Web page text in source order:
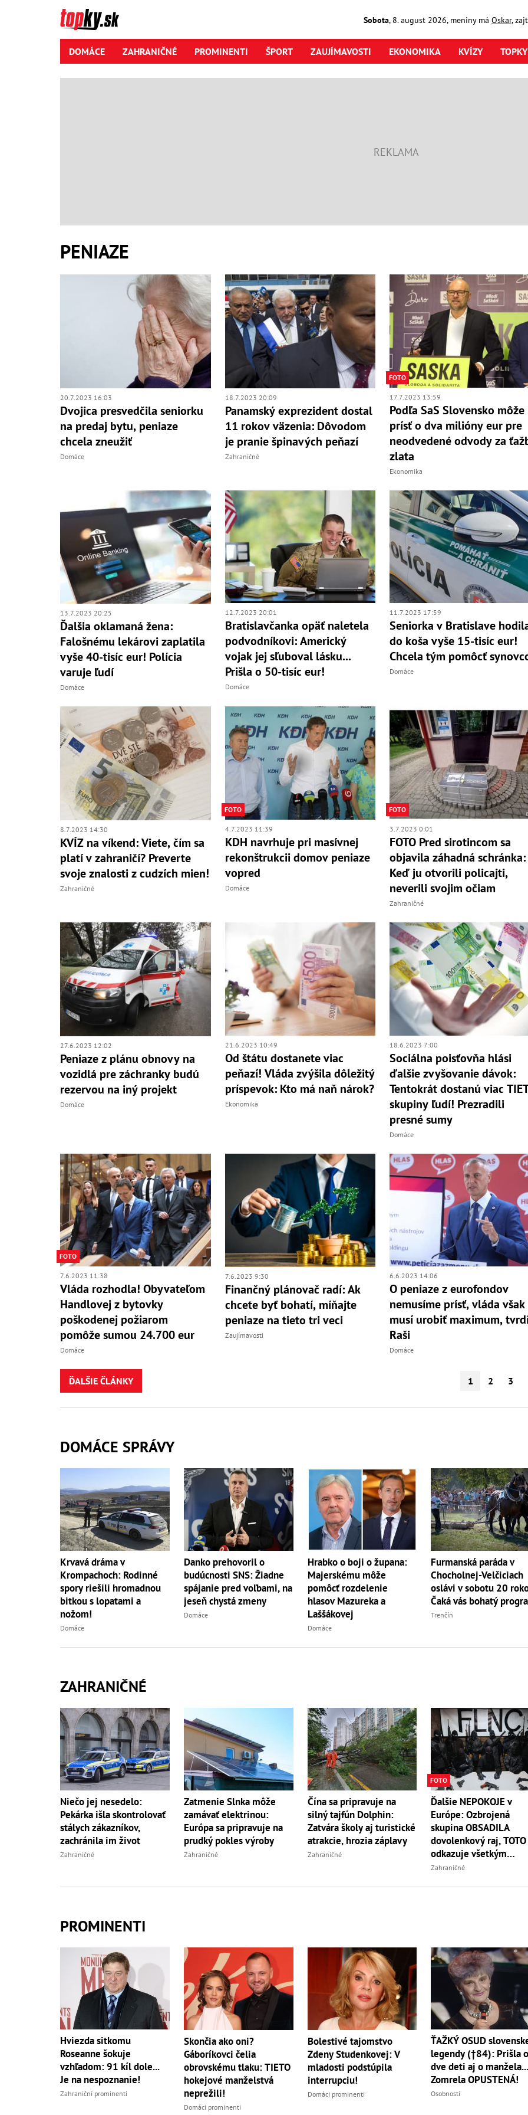
Sobota, 8. august2026, meniny má Oskar,
DOMÁCE ZAHRANIČNÉ PROMINENTI ŠPORT ZAUJÍMAVOSTI EKONOMIKA KVÍZY
PENIAZE
20.7.2023 16:03
Dvojica presvedčila seniorku
na predaj bytu, peniaze
chcela zneužiť
Domáce
18.7.2023 20:09
Panamský exprezident dostal
11 rokov väzenia: Dôvodom
je pranie špinavých peňazí
Zahraničné
FOTO
17.7.2023 13:59
Podľa SaS Slovensko môže
prísť o dva milióny eur pre
neodvedené odvody za
zlata
Ekonomika
13.7.2023 20:25
Ďalšia oklamaná žena:
Falošnému lekárovi zaplatila
vyše 40-tisíc eur! Polícia
varuje ľudí
Domáce
12.7.2023 20:01
Bratislavčanka opäť naletela
podvodníkovi: Americký
vojak jej sľuboval lásku...
Prišla o 50-tisíc eur!
Domáce
11.7.2023 17:59
Seniorka v Bratislave
do koša vyše 15-tisíc eur!
Chcela tým pomôcť
Domáce
8.7.2023 14:30
KVÍZ na víkend: Viete, čím sa
platí v zahraničí? Preverte
svoje znalosti z cudzích mien!
Zahraničné
FOTO
4.7.2023 11:39
KDH navrhuje pri masívnej
rekonštrukcii domov peniaze
vopred
Domáce
FOTO
3.7.2023 0:01
FOTO Pred sirotincom sa
objavila záhadná schránka:
Keď ju otvorili policajti,
neverili svojim očiam
Zahraničné
27.6.2023 12:02
Peniaze z plánu obnovy na
vozidlá pre záchranky budú
rezervou na iný projekt
Domáce
21.6.2023 10:49
Od štátu dostanete viac
peňazí! Vláda zvýšila dôležitý
príspevok: Kto má naň nárok?
Ekonomika
18.6.2023 7:00
Sociálna poisťovňa hlási
ďalšie zvyšovanie dávok:
Tentokrát dostanú viac
skupiny ľudí! Prezradili
presné sumy
Domáce
FOTO
7.6.2023 11:38
Vláda rozhodla! Obyvateľom
Handlovej z bytovky
poškodenej požiarom
pomôže sumou 24.700 eur
Domáce
7.6.2023 9:30
Finančný plánovač radí: Ak
chcete byť bohatí, míňajte
peniaze na tieto tri veci
Zaujímavosti
6.6.2023 14:06
O peniaze z eurofondov
nemusíme prísť, vláda však
musí urobiť maximum,
Raši
Domáce
ĎALŠIE ČLÁNKY 1 2 3
DOMÁCE SPRÁVY
Krvavá dráma v
Krompachoch: Rodinné
spory riešili hromadnou
bitkou s lopatami a
nožom!
Domáce
Danko prehovoril o
budúcnosti SNS: Žiadne
spájanie pred voľbami, na
jeseň chystá zmeny
Domáce
Hrabko o boji o župana:
Majerskému môže
pomôcť rozdelenie
hlasov Mazureka a
Laššákovej
Domáce
Furmanská paráda v
Chocholnej-Velčiciach
oslávi v sobotu 20
Čaká vás bohatý
Trenčín
ZAHRANIČNÉ
Niečo jej nesedelo:
Pekárka išla skontrolovať
stálych zákazníkov,
zachránila im život
Zahraničné
Zatmenie Slnka môže
zamávať elektrinou:
Európa sa pripravuje na
prudký pokles výroby
Zahraničné
Čína sa pripravuje na
silný tajfún Dolphin:
Zatvára školy aj turistické
atrakcie, hrozia záplavy
Zahraničné
FOTO
Ďalšie NEPOKOJE v
Európe: Ozbrojená
skupina OBSADILA
dovolenkový raj, TOTO
odkazuje všetkým
turistom!
Zahraničné
PROMINENTI
Hviezda sitkomu
Roseanne šokuje
vzhľadom: 91 kíl dole...
Je na nespoznanie!
Zahraniční prominenti
Skončia ako oni?
Gáboríkovci čelia
obrovskému tlaku: TIETO
hokejové manželstvá
neprežili!
Domáci prominenti
Bolestivé tajomstvo
Zdeny Studenkovej: V
mladosti podstúpila
interrupciu!
Domáci prominenti
ŤAŽKÝ OSUD
legendy (†84): Prišla
dve deti aj o
Zomrela OPUSTENÁ!
Osobnosti